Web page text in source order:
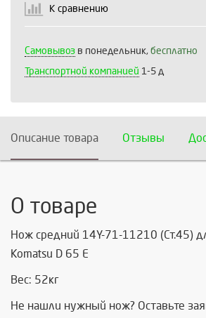
К сравнению
Самовывоз в понедельник, бесплатно
Транспортной компанией 1-5 д
Описание товара Отзывы
О товаре
Нож средний 14Y-71-11210 (Ст.45)
Komatsu D 65 Е
Вес: 52кг
Не нашли нужный нож? Оставьте